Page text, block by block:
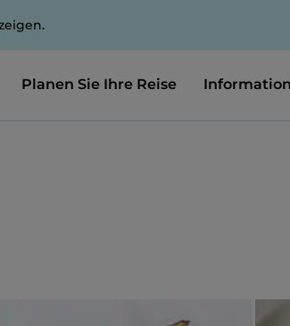
Planen Sie Ihre Reise